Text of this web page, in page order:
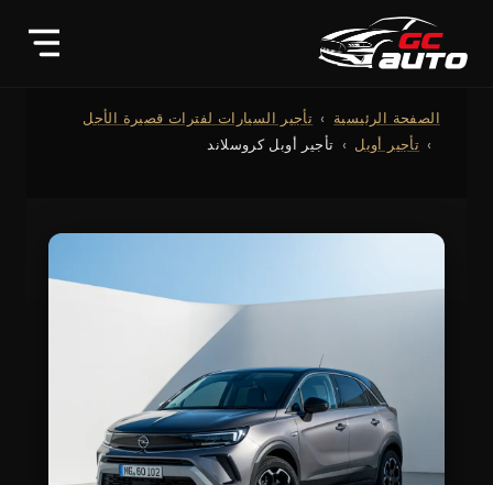
الصفحة الرئيسية
تأجير السيارات لفترات قصيرة الأجل
تأجير أوبل
تأجير أوبل كروسلاند